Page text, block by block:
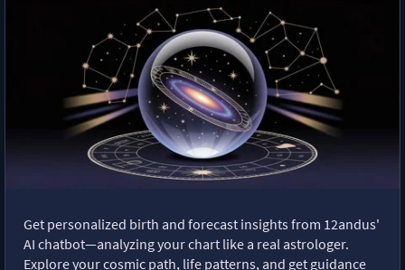
Get personalized birth and forecast insights from 12andus'
AI chatbot—analyzing your chart like a real astrologer.
Explore your cosmic path, life patterns, and get guidance